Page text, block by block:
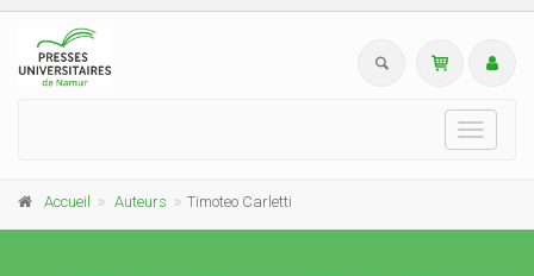
Toggle
Accueil Auteurs Timoteo Carletti